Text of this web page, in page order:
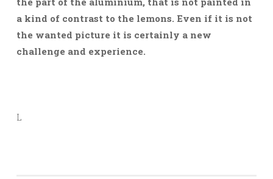
a kind of contrast to the lemons. Even if it is not
the wanted picture it is certainly a new
challenge and experience.
L